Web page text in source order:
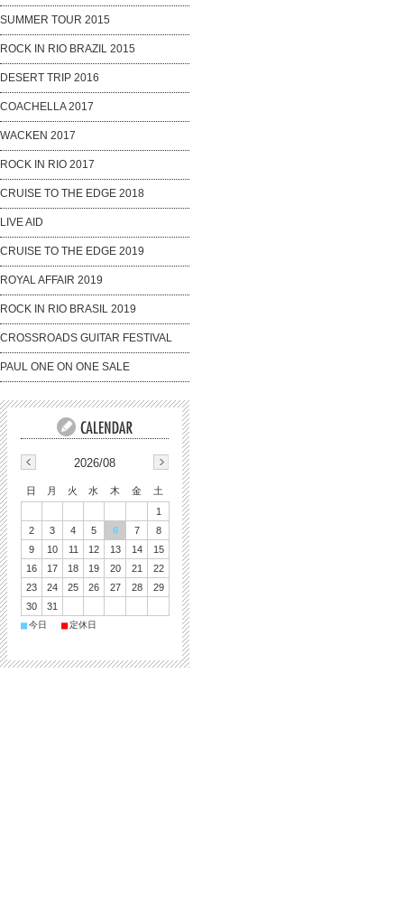
SUMMER TOUR 2015
ROCK IN RIO BRAZIL 2015
DESERT TRIP 2016
COACHELLA 2017
WACKEN 2017
ROCK IN RIO 2017
CRUISE TO THE EDGE 2018
LIVE AID
CRUISE TO THE EDGE 2019
ROYAL AFFAIR 2019
ROCK IN RIO BRASIL 2019
CROSSROADS GUITAR FESTIVAL
PAUL ONE ON ONE SALE
2026/08
日 月 火 水 木 金
土
1
2
3 4 5 6 7
8
9
10 11 12 13 14
15
16
17 18 19 20 21
22
23
24 25 26 27 28
29
30
31
■今日 ■定休日